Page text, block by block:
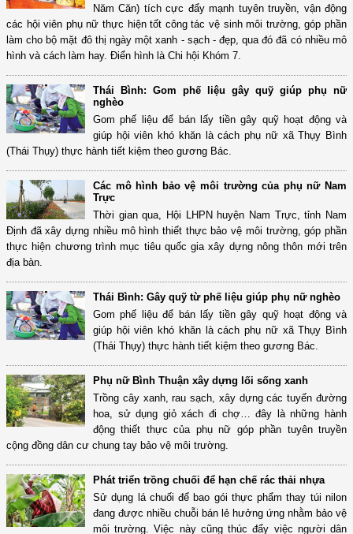
Năm Căn) tích cực đẩy mạnh tuyên truyền, vận động
các hội viên phụ nữ thực hiện tốt công tác vệ sinh môi trường, góp phần
làm cho bộ mặt đô thị ngày một xanh - sạch - đẹp, qua đó đã có nhiều mô
hình và cách làm hay. Điển hình là Chi hội Khóm 7.
Thái Bình: Gom phế liệu gây quỹ giúp phụ nữ
nghèo
Gom phế liệu để bán lấy tiền gây quỹ hoạt động và
giúp hội viên khó khăn là cách phụ nữ xã Thụy Bình
(Thái Thụy) thực hành tiết kiệm theo gương Bác.
Các mô hình bảo vệ môi trường của phụ nữ Nam
Trực
Thời gian qua, Hội LHPN huyện Nam Trực, tỉnh Nam
Định đã xây dựng nhiều mô hình thiết thực bảo vệ môi trường, góp phần
thực hiện chương trình mục tiêu quốc gia xây dựng nông thôn mới trên
địa bàn.
Thái Bình: Gây quỹ từ phế liệu giúp phụ nữ nghèo
Gom phế liệu để bán lấy tiền gây quỹ hoạt động và
giúp hội viên khó khăn là cách phụ nữ xã Thụy Bình
(Thái Thụy) thực hành tiết kiệm theo gương Bác.
Phụ nữ Bình Thuận xây dựng lối sống xanh
Trồng cây xanh, rau sạch, xây dựng các tuyến đường
hoa, sử dụng giỏ xách đi chợ… đây là những hành
động thiết thực của phụ nữ góp phần tuyên truyền
cộng đồng dân cư chung tay bảo vệ môi trường.
Phát triển trồng chuối để hạn chế rác thải nhựa
Sử dụng lá chuối để bao gói thực phẩm thay túi nilon
đang được nhiều chuỗi bán lẻ hưởng ứng nhằm bảo vệ
môi trường. Việc này cũng thúc đẩy việc người dân